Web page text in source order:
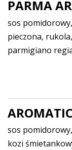
PARMA
sos
pieczona,
parmigiano
sos
kozi